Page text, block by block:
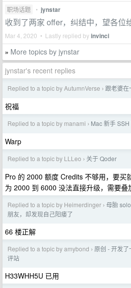
职场话题 • jynstar
收到了两家 offer，纠结中，望各位
Mar 4, 2020 • Lastly replied byinvinci
» More topics by jynstar
jynstar's recent replies
Replied to a topic by AutumnVerse › 跟老婆在
祝福
Replied to a topic by manami › Mac 新手
Warp
Replied to a topic by LLLeo › 关于 Qoder
Pro 的 2000 额度 Credits 不够用，要买
为 2000 到 6000 没法直接升级，需要叠
Replied to a topic by Heimerdinger › 母胎
朋友，却发现自己阳痿了
66 楼正解
Replied to a topic by amybond › 原创 - 开发
评站
H33WHH5U 已用